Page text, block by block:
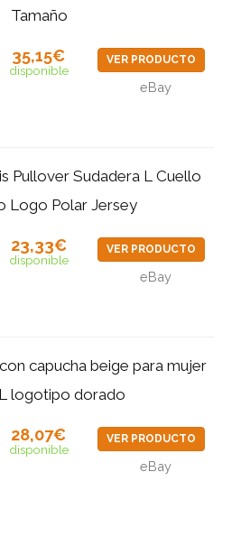
Tamaño
35,15€
disponible
VER PRODUCTO
eBay
Pullover Sudadera L Cuello
Logo Polar Jersey
23,33€
disponible
VER PRODUCTO
eBay
capucha beige para mujer
logotipo dorado
28,07€
disponible
VER PRODUCTO
eBay